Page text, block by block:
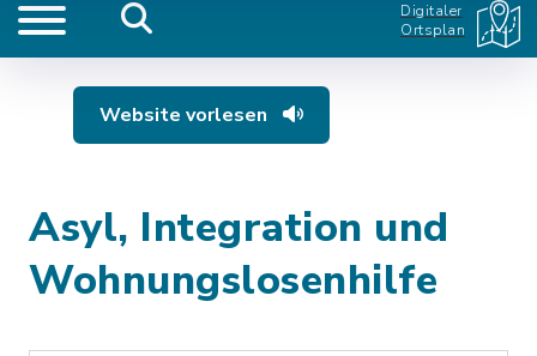
Digitaler
Ortsplan
Website vorlesen
Asyl, Integration und
Wohnungslosenhilfe